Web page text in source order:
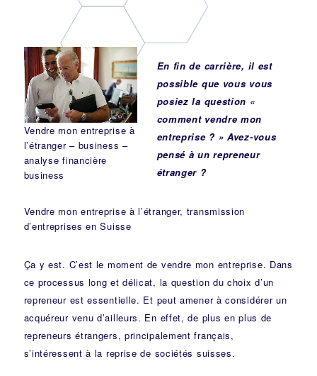
Vendre mon entreprise à
l’étranger – business –
analyse financière
business
En fin de carrière, il est
possible que vous vous
posiez la question «
comment vendre mon
entreprise ? » Avez-vous
pensé à un repreneur
étranger ?
Vendre mon entreprise à l’étranger, transmission
d’entreprises en Suisse
Ça y est. C’est le moment de vendre mon entreprise. Dans
ce processus long et délicat, la question du choix d’un
repreneur est essentielle. Et peut amener à considérer un
acquéreur venu d’ailleurs. En effet, de plus en plus de
repreneurs étrangers, principalement français,
s’intéressent à la reprise de sociétés suisses.